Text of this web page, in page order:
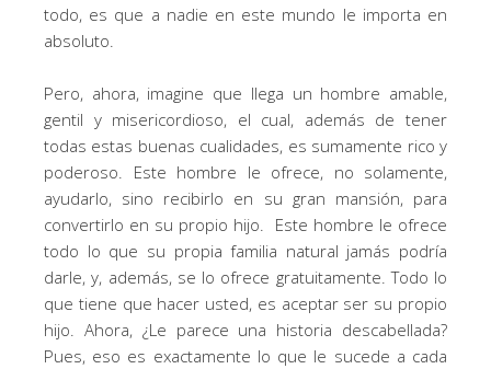
todo, es que a nadie en este mundo le importa en
absoluto.
Pero, ahora, imagine que llega un hombre amable,
gentil y misericordioso, el cual, además de tener
todas estas buenas cualidades, es sumamente rico y
poderoso. Este hombre le ofrece, no solamente,
ayudarlo, sino recibirlo en su gran mansión, para
convertirlo en su propio hijo. Este hombre le ofrece
todo lo que su propia familia natural jamás podría
darle, y, además, se lo ofrece gratuitamente. Todo lo
que tiene que hacer usted, es aceptar ser su propio
hijo. Ahora, ¿Le parece una historia descabellada?
Pues, eso es exactamente lo que le sucede a cada